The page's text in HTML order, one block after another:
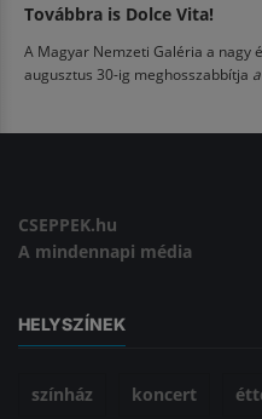
Továbbra is Dolce Vita!
A Magyar Nemzeti Galéria a nagy
augusztus 30-ig meghosszabbítja a
CSEPPEK.hu
A mindennapi média
HELYSZÍNEK
színház koncert